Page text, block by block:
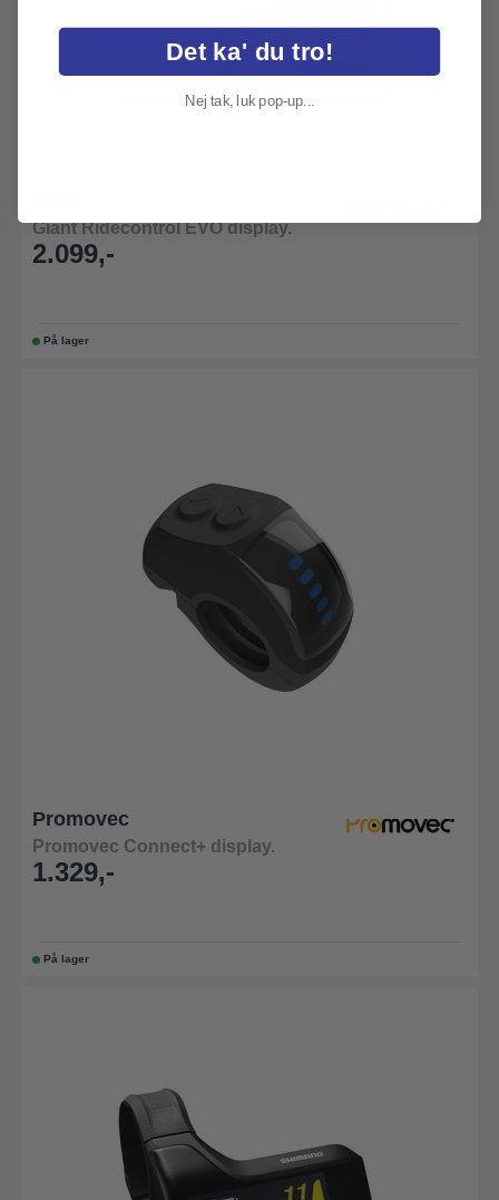
Giant Ridecontrol EVO display.
2.099,-
På lager
Promovec
Promovec Connect+ display.
1.329,-
På lager
Det ka' du tro!
Nej tak, luk pop-up...